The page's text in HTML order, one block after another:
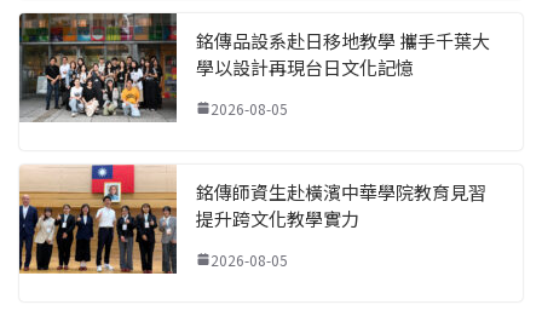
銘傳品設系赴日移地教學 攜手千葉大
學以設計再現台日文化記憶
2026-08-05
銘傳師資生赴橫濱中華學院教育見習
提升跨文化教學實力
2026-08-05